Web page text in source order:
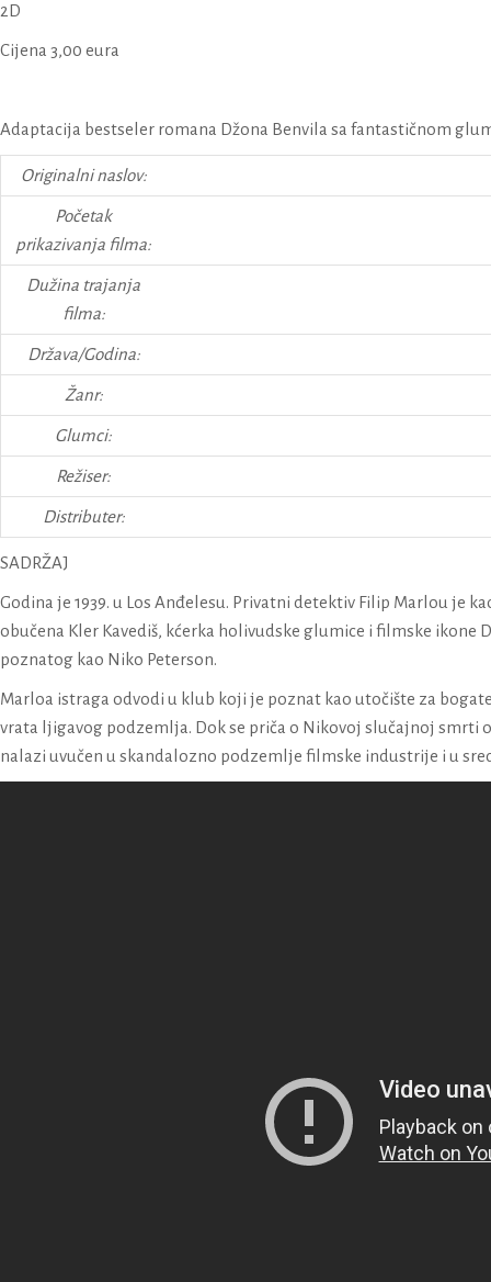
2D
Cijena 3,00 eura
Adaptacija bestseler romana Džona Benvila sa fantastičnom
Originalni naslov:
Početak
prikazivanja filma:
Dužina trajanja
filma:
Država/Godina:
Žanr:
Glumci:
Režiser:
Distributer:
SADRŽAJ
Godina je 1939. u Los Anđelesu. Privatni detektiv Filip Marlou je
obučena Kler Kavediš, kćerka holivudske glumice i filmske
poznatog kao Niko Peterson.
Marloa istraga odvodi u klub koji je poznat kao utočište za
vrata ljigavog podzemlja. Dok se priča o Nikovoj slučajnoj smrti
nalazi uvučen u skandalozno podzemlje filmske industrije i u